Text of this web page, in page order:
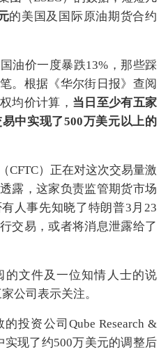
的美国及国际原油期货合约
油价一度暴跌13%，那些踩
。根据《华尔街日报》查阅
均价计算， 当日至少有五家
中实现了500万美元以上的
CFTC）正在对这次交易量激
露，这家负责监管期货市场
人事先知晓了特朗普3月23
交易，或者将消息泄露给了
的文件及一位知情人士的说
公司表示关注。
投资公司Qube Research &
实现了约500万美元的调整后